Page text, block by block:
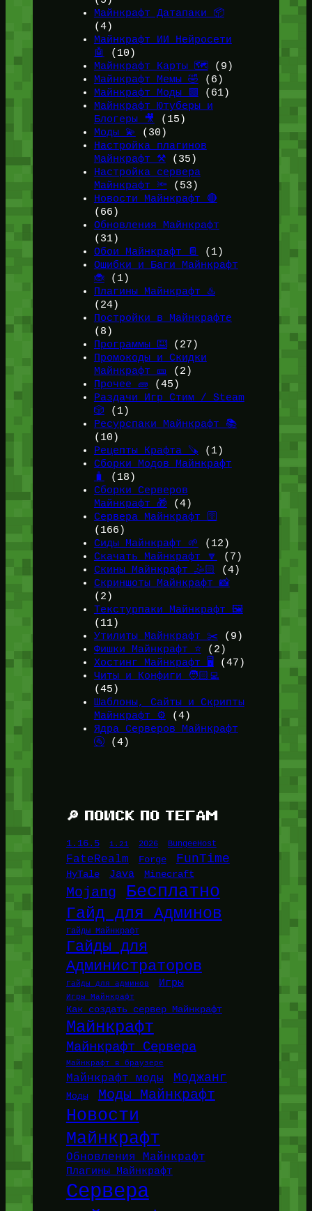
Майнкрафт Датапаки 📦
(4)
Майнкрафт ИИ Нейросети
🤖
(10)
Майнкрафт Карты 🗺️(9)
Майнкрафт Мемы 🤣 (6)
Майнкрафт Моды 🟩 (61)
Майнкрафт Ютуберы и
Блогеры 🎥
(15)
Моды 💫
(30)
Настройка плагинов
Майнкрафт ⚒️(35)
Настройка сервера
Майнкрафт 🔦 (53)
Новости Майнкрафт 🔴
(66)
Обновления Майнкрафт
(31)
Обои Майнкрафт 📔
(1)
Ошибки и Баги Майнкрафт
🐞(1)
Плагины Майнкрафт ♨️
(24)
Постройки в Майнкрафте
(8)
Программы ⌨️(27)
Промокоды и Скидки
Майнкрафт 🎫
(2)
Прочее 🧱 (45)
Раздачи Игр Стим / Steam
🎲 (1)
Ресурспаки Майнкрафт 📚
(10)
Рецепты Крафта 🪚 (1)
Сборки Модов Майнкрафт
🧳
(18)
Сборки Серверов
Майнкрафт 🎁 (4)
Сервера Майнкрафт 🛜
(166)
Сиды Майнкрафт 🌱
(12)
Скачать Майнкрафт 🔽
(7)
Скины Майнкрафт 🤹🏻
(4)
Скриншоты Майнкрафт 📸
(2)
Текстурпаки Майнкрафт 🖼️
(11)
Утилиты Майнкрафт ✂️ (9)
Фишки Майнкрафт ⭐(2)
Хостинг Майнкрафт 🖥️ (47)
Читы и Конфиги 🧑🏻‍💻
(45)
Шаблоны, Сайты и Скрипты
Майнкрафт ⚙️ (4)
Ядра Серверов Майнкрафт
🚰(4)
🔎 ПОИСК ПО ТЕГАМ
1.16.5 1.21 2026 BungeeHost
FateRealm Forge FunTime
HyTale Java Minecraft
Mojang Бесплатно
Гайд для Админов
Гайды Майнкрафт
Гайды для
Администраторов
Гайды для админов Игры
Игры Майнкрафт
Как создать сервер Майнкрафт
Майнкрафт
Майнкрафт Сервера
Майнкрафт в браузере
Майнкрафт моды Моджанг
Моды Моды Майнкрафт
Новости
Майнкрафт
Обновления Майнкрафт
Плагины Майнкрафт
Сервера